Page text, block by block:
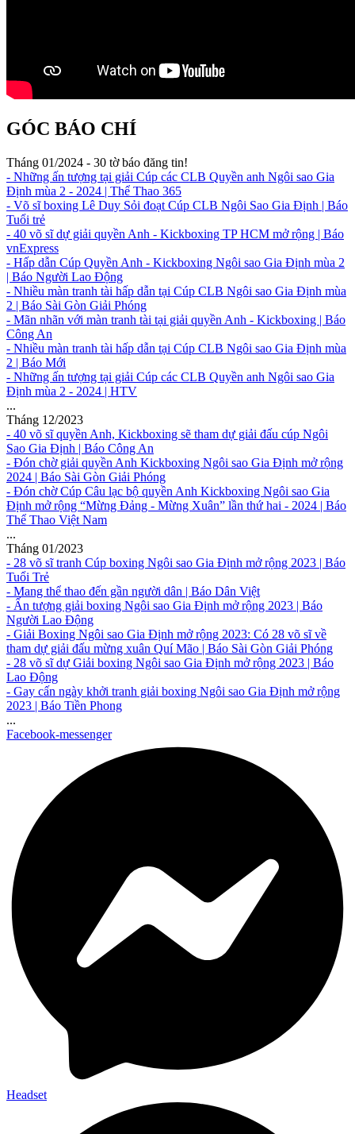
GÓC BÁO CHÍ
Tháng 01/2024 - 30 tờ báo đăng tin!
- Những ấn tượng tại giải Cúp các CLB Quyền anh Ngôi sao Gia
Định mùa 2 - 2024 | Thể Thao 365
- Võ sĩ boxing Lê Duy Sỏi đoạt Cúp CLB Ngôi Sao Gia Định | Báo
Tuổi trẻ
- 40 võ sĩ dự giải quyền Anh - Kickboxing TP HCM mở rộng | Báo
vnExpress
- Hấp dẫn Cúp Quyền Anh - Kickboxing Ngôi sao Gia Định mùa 2
| Báo Người Lao Động
- Nhiều màn tranh tài hấp dẫn tại Cúp CLB Ngôi sao Gia Định mùa
2 | Báo Sài Gòn Giải Phóng
- Mãn nhãn với màn tranh tài tại giải quyền Anh - Kickboxing | Báo
Công An
- Nhiều màn tranh tài hấp dẫn tại Cúp CLB Ngôi sao Gia Định mùa
2 | Báo Mới
- Những ấn tượng tại giải Cúp các CLB Quyền anh Ngôi sao Gia
Định mùa 2 - 2024 | HTV
...
Tháng 12/2023
- 40 võ sĩ quyền Anh, Kickboxing sẽ tham dự giải đấu cúp Ngôi
Sao Gia Định | Báo Công An
- Đón chờ giải quyền Anh Kickboxing Ngôi sao Gia Định mở rộng
2024 | Báo Sài Gòn Giải Phóng
- Đón chờ Cúp Câu lạc bộ quyền Anh Kickboxing Ngôi sao Gia
Định mở rộng “Mừng Đảng - Mừng Xuân” lần thứ hai - 2024 | Báo
Thể Thao Việt Nam
...
Tháng 01/2023
- 28 võ sĩ tranh Cúp boxing Ngôi sao Gia Định mở rộng 2023 | Báo
Tuổi Trẻ
- Mang thể thao đến gần người dân | Báo Dân Việt
- Ấn tượng giải boxing Ngôi sao Gia Định mở rộng 2023 | Báo
Người Lao Động
- Giải Boxing Ngôi sao Gia Định mở rộng 2023: Có 28 võ sĩ về
tham dự giải đấu mừng xuân Quí Mão | Báo Sài Gòn Giải Phóng
- 28 võ sĩ dự Giải boxing Ngôi sao Gia Định mở rộng 2023 | Báo
Lao Động
- Gay cấn ngày khởi tranh giải boxing Ngôi sao Gia Định mở rộng
2023 | Báo Tiền Phong
...
Facebook-messenger
Headset